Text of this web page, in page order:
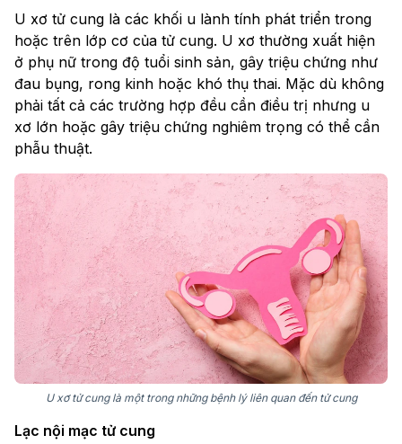
U xơ tử cung là các khối u lành tính phát triển trong
hoặc trên lớp cơ của tử cung. U xơ thường xuất hiện
ở phụ nữ trong độ tuổi sinh sản, gây triệu chứng như
đau bụng, rong kinh hoặc khó thụ thai. Mặc dù không
phải tất cả các trường hợp đều cần điều trị nhưng u
xơ lớn hoặc gây triệu chứng nghiêm trọng có thể cần
phẫu thuật.
U xơ tử cung là một trong những bệnh lý liên quan đến tử cung
Lạc nội mạc tử cung